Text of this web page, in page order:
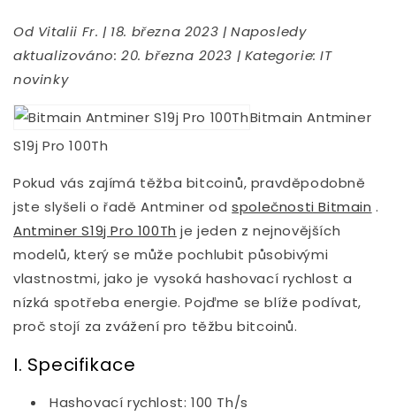
Od Vitalii Fr. | 18. března 2023 | Naposledy
aktualizováno: 20. března 2023 | Kategorie: IT
novinky
Bitmain Antminer
S19j Pro 100Th
Pokud vás zajímá těžba bitcoinů, pravděpodobně
jste slyšeli o řadě Antminer odspolečnosti Bitmain .
Antminer S19j Pro 100Th je jeden z nejnovějších
modelů, který se může pochlubit působivými
vlastnostmi, jako je vysoká hashovací rychlost a
nízká spotřeba energie. Pojďme se blíže podívat,
proč stojí za zvážení pro těžbu bitcoinů.
I. Specifikace
Hashovací rychlost: 100 Th/s